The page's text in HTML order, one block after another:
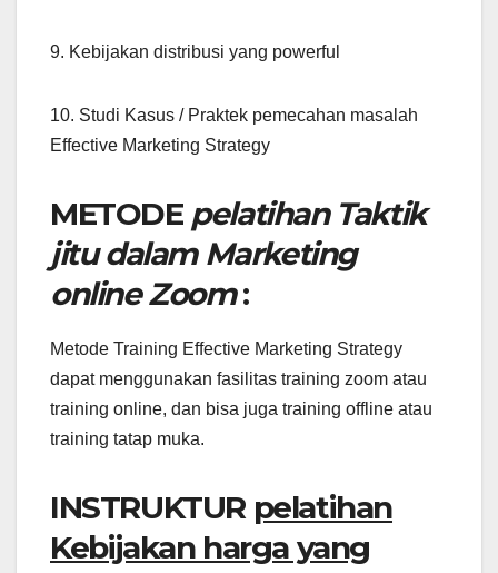
9. Kebijakan distribusi yang powerful
10. Studi Kasus / Praktek pemecahan masalah
Effective Marketing Strategy
METODE pelatihan Taktik
jitu dalam Marketing
online Zoom:
Metode Training Effective Marketing Strategy
dapat menggunakan fasilitas training zoom atau
training online, dan bisa juga training offline atau
training tatap muka.
INSTRUKTUR pelatihan
Kebijakan harga yang